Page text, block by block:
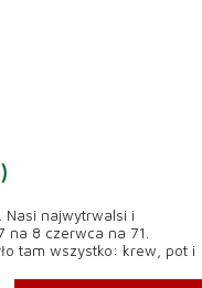
Nasi najwytrwalsi i
8 czerwca na 71.
tam wszystko: krew, pot i